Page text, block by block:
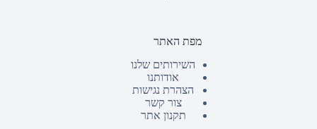
מפת האתר
השירותים שלנו
אודותנו
הצהרת נגישות
צור קשר
תקנון אתר